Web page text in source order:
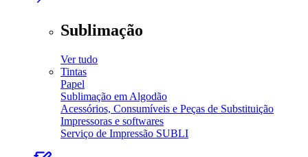
Sublimação
Ver tudo
Tintas
Papel
Sublimação em Algodão
Acessórios, Consumíveis e Peças de Substituição
Impressoras e softwares
Serviço de Impressão SUBLI